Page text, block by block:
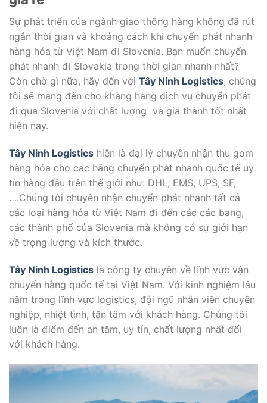
Sự phát triển của ngành giao thông hàng không đã rút
ngắn thời gian và khoảng cách khi chuyển phát nhanh
hàng hóa từ Việt Nam đi Slovenia. Bạn muốn chuyển
phát nhanh đi Slovakia trong thời gian nhanh nhất?
Còn chờ gì nữa, hãy đến với Tây Ninh Logistics, chúng
tôi sẽ mang đến cho khàng hàng dịch vụ chuyển phát
đi qua Slovenia với chất lượng và giá thành tốt nhất
hiện nay.
Tây Ninh Logistics hiện là đại lý chuyên nhận thu gom
hàng hóa cho các hãng chuyển phát nhanh quốc tế uy
tín hàng đầu trên thế giới như: DHL, EMS, UPS, SF,
….Chúng tôi chuyên nhận chuyển phát nhanh tất cả
các loại hàng hóa từ Việt Nam đi đến các các bang,
các thành phố của Slovenia mà không có sự giới hạn
về trọng lượng và kích thước.
Tây Ninh Logistics là công ty chuyên về lĩnh vực vận
chuyển hàng quốc tế tại Việt Nam. Với kinh nghiệm lâu
năm trong lĩnh vực logistics, đội ngũ nhân viên chuyên
nghiệp, nhiệt tình, tận tâm với khách hàng. Chúng tôi
luôn là điểm đến an tâm, uy tín, chất lượng nhất đối
với khách hàng.